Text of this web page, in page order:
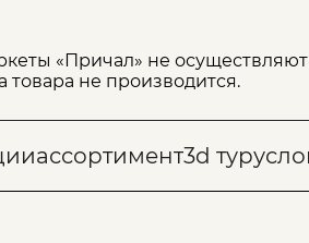
«Причал» не
товара не производится.
ассортимент3d тур